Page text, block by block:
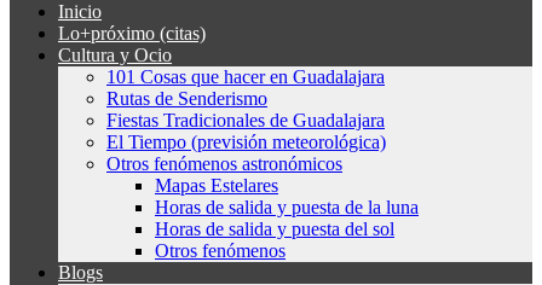
Inicio
Lo+próximo (citas)
Cultura y Ocio
101 Cosas que hacer en Guadalajara
Rutas de Senderismo
Fiestas Tradicionales de Guadalajara
El Tiempo (previsión meteorológica)
Otros fenómenos astronómicos
Mapas Estelares
Horas de salida y puesta de la luna
Horas de salida y puesta del sol
Otros fenómenos
Blogs